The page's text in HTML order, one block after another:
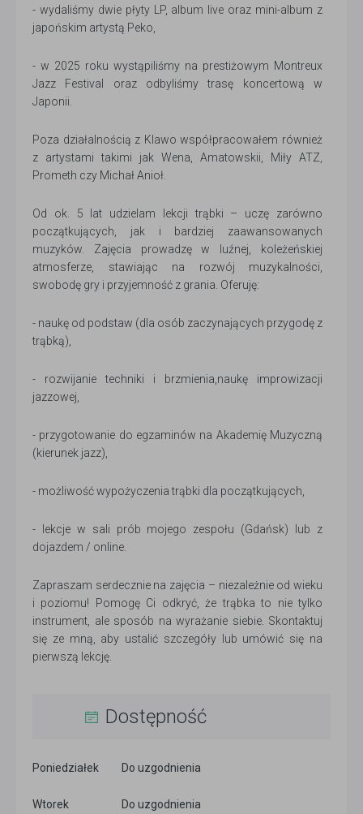
- wydaliśmy dwie płyty LP, album live oraz mini-album z
japońskim artystą Peko,
- w 2025 roku wystąpiliśmy na prestiżowym Montreux
Jazz Festival oraz odbyliśmy trasę koncertową w
Japonii.
Poza działalnością z Klawo współpracowałem również
z artystami takimi jak Wena, Amatowskii, Miły ATZ,
Prometh czy Michał Anioł.
Od ok. 5 lat udzielam lekcji trąbki – uczę zarówno
początkujących, jak i bardziej zaawansowanych
muzyków. Zajęcia prowadzę w luźnej, koleżeńskiej
atmosferze, stawiając na rozwój muzykalności,
swobodę gry i przyjemność z grania. Oferuję:
- naukę od podstaw (dla osób zaczynających przygodę z
trąbką),
- rozwijanie techniki i brzmienia,naukę improwizacji
jazzowej,
- przygotowanie do egzaminów na Akademię Muzyczną
(kierunek jazz),
- możliwość wypożyczenia trąbki dla początkujących,
- lekcje w sali prób mojego zespołu (Gdańsk) lub z
dojazdem / online.
Zapraszam serdecznie na zajęcia – niezależnie od wieku
i poziomu! Pomogę Ci odkryć, że trąbka to nie tylko
instrument, ale sposób na wyrażanie siebie. Skontaktuj
się ze mną, aby ustalić szczegóły lub umówić się na
pierwszą lekcję.
Dostępność
Poniedziałek Do uzgodnienia
Wtorek Do uzgodnienia